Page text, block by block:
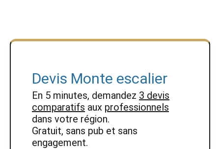
Devis Monte escalier
En 5 minutes, demandez 3 devis
comparatifs aux professionnels
dans votre région.
Gratuit, sans pub et sans
engagement.